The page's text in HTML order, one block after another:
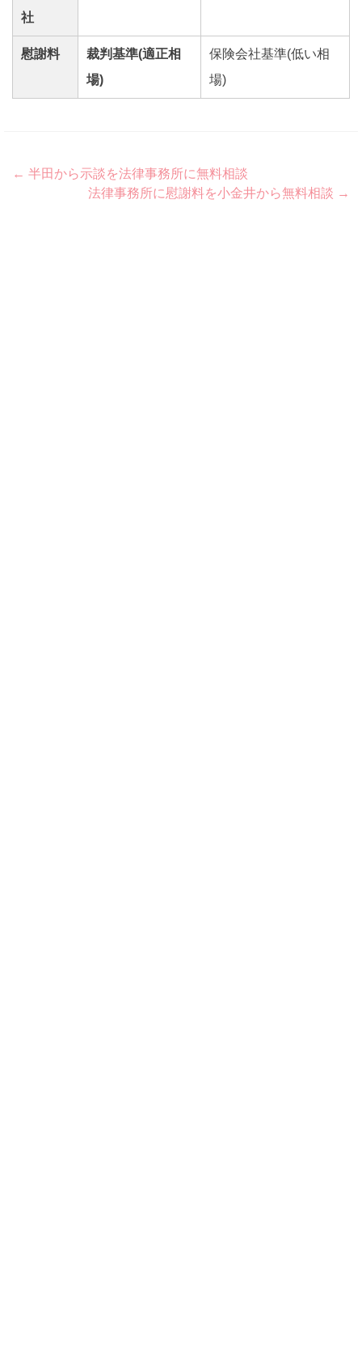
社
慰謝料
裁判基準(適正相
場)
保険会社基準(低い相
場)
Post
navigation
← 半田から示談を法律事務所に無料相談
法律事務所に慰謝料を小金井から無料相談 →